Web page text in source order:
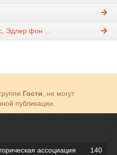
Эдлер фон ...
Гости , не могут
публикации.
ассоциация
140